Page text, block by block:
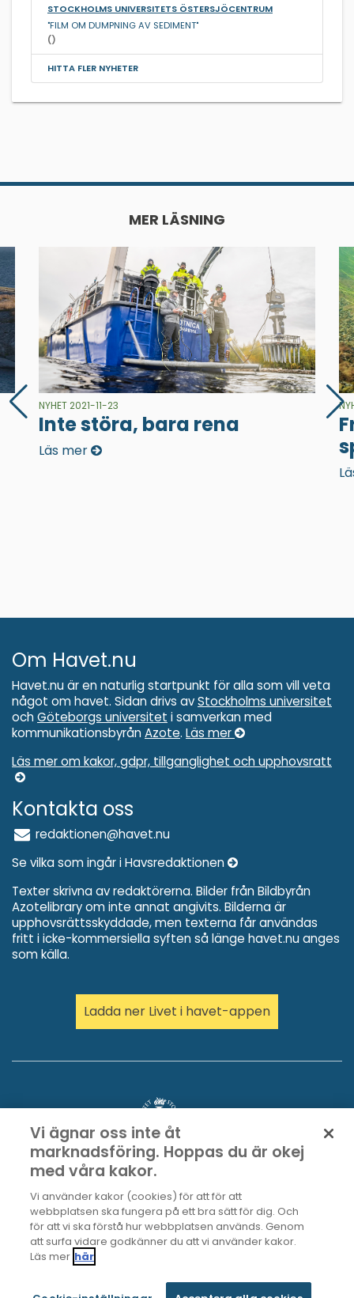
STOCKHOLMS UNIVERSITETS ÖSTERSJÖCENTRUM
"FILM OM DUMPNING AV SEDIMENT"
()
HITTA FLER NYHETER
MER LÄSNING
NYHET 2021-11-23
Inte störa, bara rena
Läs mer
Om Havet.nu
Havet.nu är en naturlig startpunkt för alla som vill veta
något om havet. Sidan drivs avStockholms universitet
och Göteborgs universitet i samverkan med
kommunikationsbyrån Azote. Läs mer
Läs mer om kakor, gdpr, tillganglighet och upphovsratt
Kontakta oss
redaktionen@havet.nu
Se vilka som ingår i Havsredaktionen
Texter skrivna av redaktörerna. Bilder från Bildbyrån
Azotelibrary om inte annat angivits. Bilderna är
upphovsrättsskyddade, men texterna får användas
fritt i icke-kommersiella syften så länge havet.nu anges
som källa.
Ladda ner Livet i havet-appen
Vi ägnar oss inte åt
marknadsföring. Hoppas du är okej
med våra kakor.
Vi använder kakor (cookies) för att för att
webbplatsen ska fungera på ett bra sätt för dig. Och
för att vi ska förstå hur webbplatsen används. Genom
att surfa vidare godkänner du att vi använder kakor.
Läs mer här